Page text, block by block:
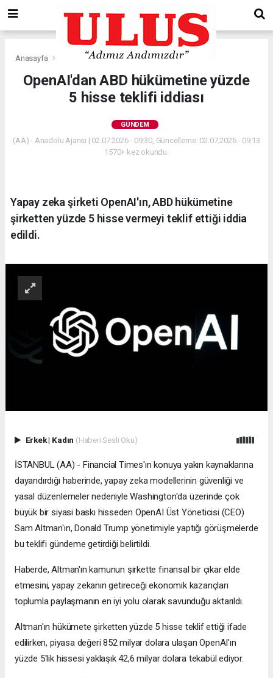
Anasayfa Gündem
OpenAI'dan ABD hükümetine yüzde
5 hisse teklifi iddiası
GÜNDEM
(AA) - Anadolu Ajansı | 02.07.2026 - 09:30, Güncelleme: 02.07.2026 - 09:13
1570+ kez okundu.
Yapay zeka şirketi OpenAI'ın, ABD hükümetine
şirketten yüzde 5 hisse vermeyi teklif ettiği iddia
edildi.
Erkek| Kadın (Haberi Sesli Oku)
İSTANBUL (AA) - Financial Times'ın konuya yakın kaynaklarına
dayandırdığı haberinde, yapay zeka modellerinin güvenliği ve
yasal düzenlemeler nedeniyle Washington'da üzerinde çok
büyük bir siyasi baskı hisseden OpenAI Üst Yöneticisi (CEO)
Sam Altman'ın, Donald Trump yönetimiyle yaptığı görüşmelerde
bu teklifi gündeme getirdiği belirtildi.
Haberde, Altman'ın kamunun şirkette finansal bir çıkar elde
etmesini, yapay zekanın getireceği ekonomik kazançları
toplumla paylaşmanın en iyi yolu olarak savunduğu aktarıldı.
Altman'ın hükümete şirketten yüzde 5 hisse teklif ettiği ifade
edilirken, piyasa değeri 852 milyar dolara ulaşan OpenAI'ın
yüzde 5'lik hissesi yaklaşık 42,6 milyar dolara tekabül ediyor.